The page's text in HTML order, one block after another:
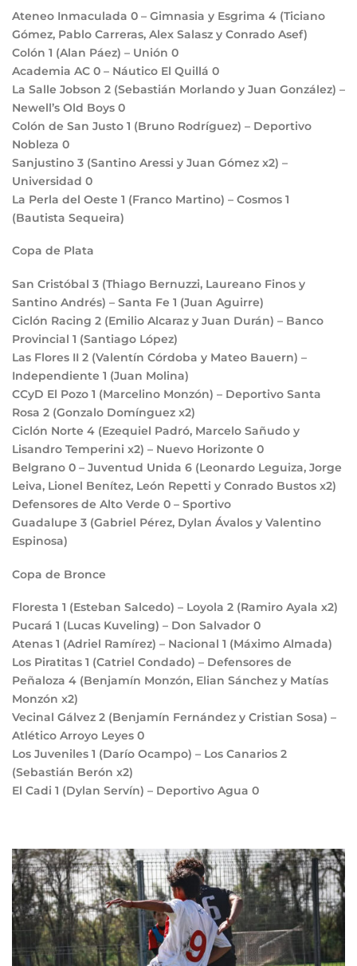
Ateneo Inmaculada 0 – Gimnasia y Esgrima 4 (Ticiano
Gómez, Pablo Carreras, Alex Salasz y Conrado Asef)
Colón 1 (Alan Páez) – Unión 0
Academia AC 0 – Náutico El Quillá 0
La Salle Jobson 2 (Sebastián Morlando y Juan González) –
Newell’s Old Boys 0
Colón de San Justo 1 (Bruno Rodríguez) – Deportivo
Nobleza 0
Sanjustino 3 (Santino Aressi y Juan Gómez x2) –
Universidad 0
La Perla del Oeste 1 (Franco Martino) – Cosmos 1
(Bautista Sequeira)
Copa de Plata
San Cristóbal 3 (Thiago Bernuzzi, Laureano Finos y
Santino Andrés) – Santa Fe 1 (Juan Aguirre)
Ciclón Racing 2 (Emilio Alcaraz y Juan Durán) – Banco
Provincial 1 (Santiago López)
Las Flores II 2 (Valentín Córdoba y Mateo Bauern) –
Independiente 1 (Juan Molina)
CCyD El Pozo 1 (Marcelino Monzón) – Deportivo Santa
Rosa 2 (Gonzalo Domínguez x2)
Ciclón Norte 4 (Ezequiel Padró, Marcelo Sañudo y
Lisandro Temperini x2) – Nuevo Horizonte 0
Belgrano 0 – Juventud Unida 6 (Leonardo Leguiza, Jorge
Leiva, Lionel Benítez, León Repetti y Conrado Bustos x2)
Defensores de Alto Verde 0 – Sportivo
Guadalupe 3 (Gabriel Pérez, Dylan Ávalos y Valentino
Espinosa)
Copa de Bronce
Floresta 1 (Esteban Salcedo) – Loyola 2 (Ramiro Ayala x2)
Pucará 1 (Lucas Kuveling) – Don Salvador 0
Atenas 1 (Adriel Ramírez) – Nacional 1 (Máximo Almada)
Los Piratitas 1 (Catriel Condado) – Defensores de
Peñaloza 4 (Benjamín Monzón, Elian Sánchez y Matías
Monzón x2)
Vecinal Gálvez 2 (Benjamín Fernández y Cristian Sosa) –
Atlético Arroyo Leyes 0
Los Juveniles 1 (Darío Ocampo) – Los Canarios 2
(Sebastián Berón x2)
El Cadi 1 (Dylan Servín) – Deportivo Agua 0